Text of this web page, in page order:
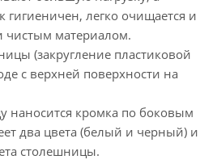
гигиеничен, легко очищается и
чистым материалом.
(закругление пластиковой
с верхней поверхности на
наносится кромка по боковым
два цвета (белый и черный) и
столешницы.